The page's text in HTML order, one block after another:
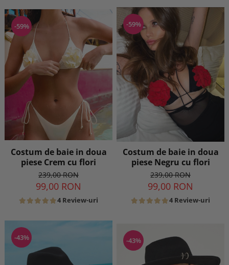
-59%
Costum de baie in doua
piese Crem cu flori
239,00 RON
99,00 RON
4 Review-uri
-59%
Costum de baie in doua
piese Negru cu flori
239,00 RON
99,00 RON
4 Review-uri
-43% -43%